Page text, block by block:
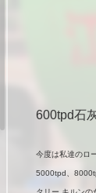
600tpd石
今度は私達のロ
5000tpd、